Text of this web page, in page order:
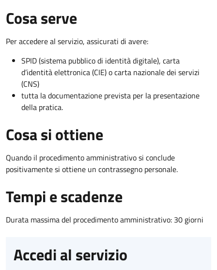
Cosa serve
Per accedere al servizio, assicurati di avere:
SPID (sistema pubblico di identità digitale), carta
d’identità elettronica (CIE) o carta nazionale dei servizi
(CNS)
tutta la documentazione prevista per la presentazione
della pratica.
Cosa si ottiene
Quando il procedimento amministrativo si conclude
positivamente si ottiene un contrassegno personale.
Tempi e scadenze
Durata massima del procedimento amministrativo: 30 giorni
Accedi al servizio